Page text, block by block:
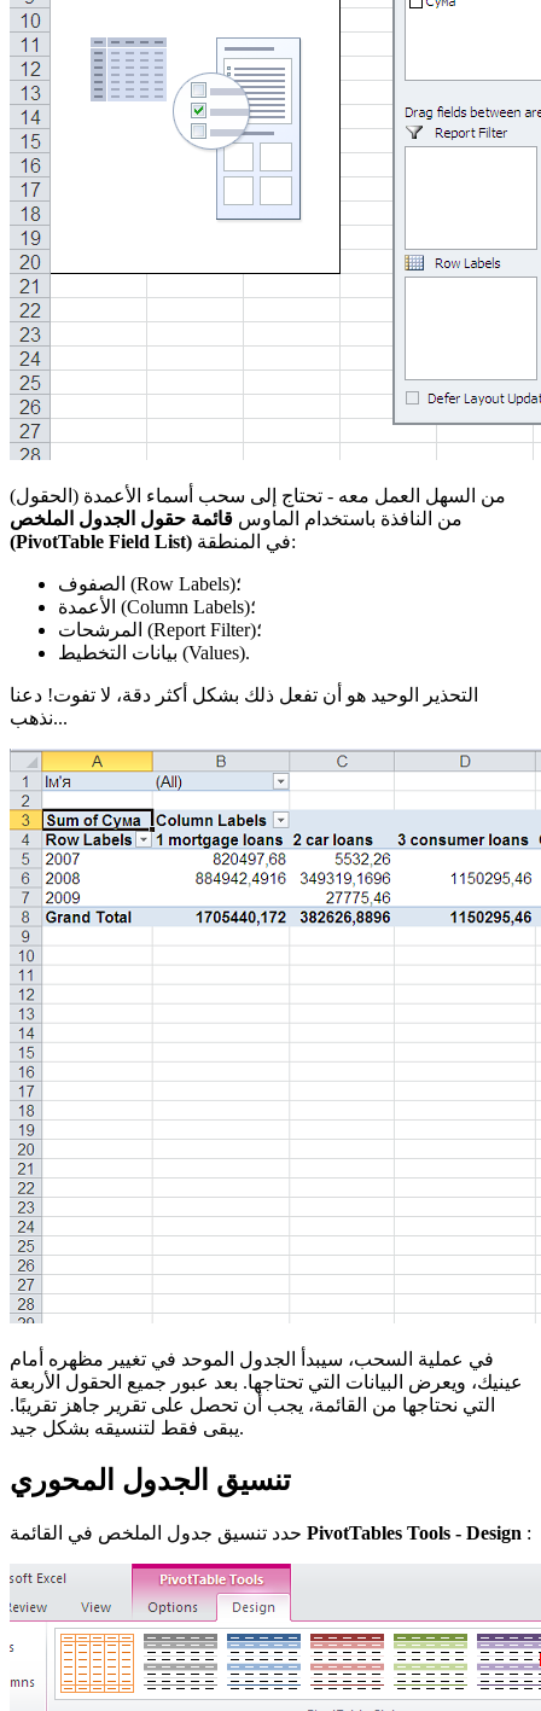
من السهل العمل معه - تحتاج إلى سحب أسماء الأعمدة (الحقول)
من النافذة باستخدام الماوس قائمة حقول الجدول الملخص
(PivotTable Field List)
في المنطقة:
الصفوف (Row Labels)؛
الأعمدة (Column Labels)؛
المرشحات (Report Filter)؛
بيانات التخطيط (Values).
التحذير الوحيد هو أن تفعل ذلك بشكل أكثر دقة، لا تفوت! دعنا
نذهب...
في عملية السحب، سيبدأ الجدول الموحد في تغيير مظهره أمام
عينيك، ويعرض البيانات التي تحتاجها. بعد عبور جميع الحقول الأربعة
التي نحتاجها من القائمة، يجب أن تحصل على تقرير جاهز تقريبًا.
يبقى فقط لتنسيقه بشكل جيد.
تنسيق الجدول المحوري
PivotTables Tools - Design :